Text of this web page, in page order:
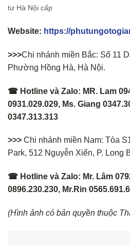
tư Hà Nội cấp
Website: https://
>>>Chi nhánh miền Bắc: Số 11
Phường Hồng Hà, Hà Nội.
☎ Hotline và Zalo: MR. Lam
0931.029.029, Ms. Giang
0347.313.313
>>> Chi nhánh miền Nam: Tòa
Park, 512 Nguyễn Xiển, P. Long
☎ Hotline và Zalo: Mr. Lâm
0896.230.230, Mr.Rin
(Hình ảnh có bản quyền thuộc